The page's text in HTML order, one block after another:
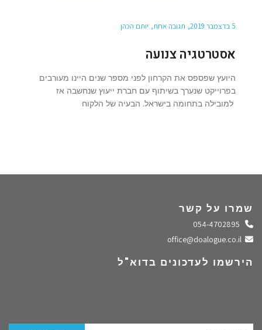
5 בדצמבר 2019 תגובה אחת יותם הכהן
אסטרטגיה צנועה
היועץ שפספס את הקרחון לפני מספר שנים היינו מעורבים
בפרוייקט שנערך בשיתוף עם חברת ייעוץ שנחשבה אז
למובילה בתחומה בישראל. הבעיה של הלקוח
שמרו על קשר
התקשרו אלינו
שלחו מייל
הירשמו לעדכונים בדוא"ל